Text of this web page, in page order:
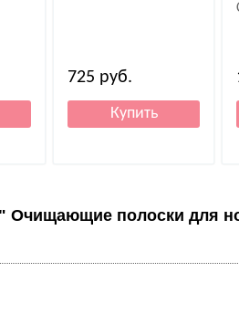
725 руб.
Очищающие полоски для